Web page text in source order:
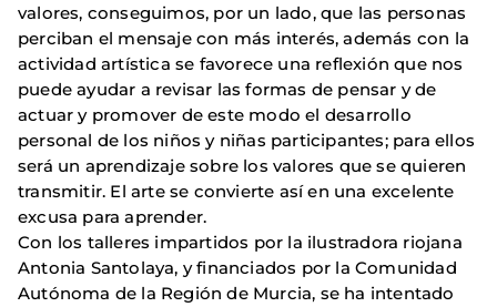
valores, conseguimos, por un lado, que las personas
perciban el mensaje con más interés, además con la
actividad artística se favorece una reflexión que nos
puede ayudar a revisar las formas de pensar y de
actuar y promover de este modo el desarrollo
personal de los niños y niñas participantes; para ellos
será un aprendizaje sobre los valores que se quieren
transmitir. El arte se convierte así en una excelente
excusa para aprender.
Con los talleres impartidos por la ilustradora riojana
Antonia Santolaya, y financiados por la Comunidad
Autónoma de la Región de Murcia, se ha intentado